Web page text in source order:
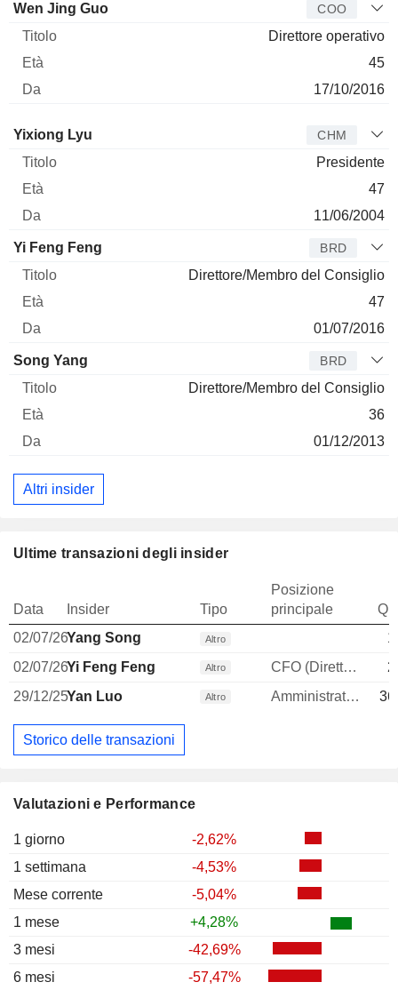
Valutazioni e Performance
1 giorno
-2,62%
1 settimana
-4,53%
Mese corrente
-5,04%
1 mese
+4,28%
3 mesi
-42,69%
6 mesi
-57,47%
Wen Jing Guo COO
Direttore operativo
45
17/10/2016
Amministratore
Yixiong Lyu CHM
Presidente
47
11/06/2004
Yi Feng Feng BRD
Direttore/Membro del Consiglio
47
01/07/2016
Song Yang BRD
Direttore/Membro del Consiglio
36
01/12/2013
Altri insider
Ultime transazioni degli insider
Data Insider Tipo
Posizione
principale
02/07/26Yang Song Altro
02/07/26Yi Feng Feng Altro CFO (Direttore finanziario)
29/12/25Yan Luo Altro Amministratore
Storico delle transazioni